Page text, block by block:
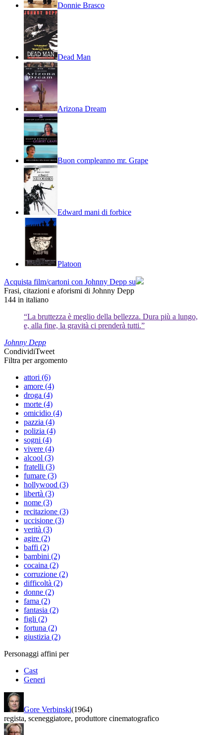
Donnie Brasco
Dead Man
Arizona Dream
Buon compleanno mr. Grape
Edward mani di forbice
Platoon
Acquista film/cartoni con Johnny Depp su
Frasi, citazioni e aforismi di Johnny Depp
144 in italiano
“La bruttezza è meglio della bellezza. Dura più a lungo,
e, alla fine, la gravità ci prenderà tutti.”
Johnny Depp
CondividiTweet
Filtra per argomento
attori (6)
amore (4)
droga (4)
morte (4)
omicidio (4)
pazzia (4)
polizia (4)
sogni (4)
vivere (4)
alcool (3)
fratelli (3)
fumare (3)
hollywood (3)
libertà (3)
nome (3)
recitazione (3)
uccisione (3)
verità (3)
agire (2)
baffi (2)
bambini (2)
cocaina (2)
corruzione (2)
difficoltà (2)
donne (2)
fama (2)
fantasia (2)
figli (2)
fortuna (2)
giustizia (2)
Personaggi affini per
Cast
Generi
Gore Verbinski(1964)
regista, sceneggiatore, produttore cinematografico